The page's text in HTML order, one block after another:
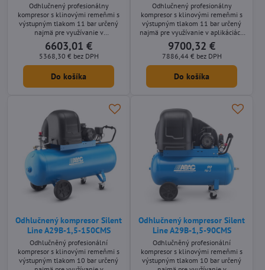
Odhlučnený profesionálny
kompresor s klinovými remeňmi s
výstupným tlakom 11 bar určený
najmä pre využívanie v
remeselníckych aplikáciách s
nárokmi na nízku hlučnosť stroja.
Stacionárne olejom mazané
prevedení s príkonom motora 7,5
kW a so vzdušníkom o objeme 500
6603,01 €
5368,30 € bez DPH
Do košíka
Odhlučnený profesionálny
kompresor s klinovými remeňmi s
výstupným tlakom 11 bar určený
najmä pre využívanie v aplikáciách
s nárokmi na nízku hlučnosť stroja.
Kompletná zostava tvorená
kompresorom s motorom s
príkonom 7,5 kW vzdušníkom 500
litrov a kondenzačnou sušičkou.
9700,32 €
7886,44 € bez DPH
Do košíka
Odhlučnený kompresor Silent
Line A29B-1,5-150CMS
Odhlučněný profesionální
kompresor s klinovými remeňmi s
výstupným tlakom 10 bar určený
Odhlučnený kompresor Silent
Line A29B-1,5-90CMS
Odhlučněný profesionální
kompresor s klinovými remeňmi s
výstupným tlakom 10 bar určený